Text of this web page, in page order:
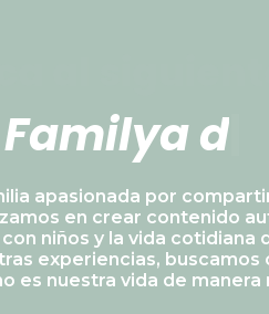
Familyad
apasionada por
en crear contenido
niños y la vida cotidiana
experiencias, buscamos
es nuestra vida de manera